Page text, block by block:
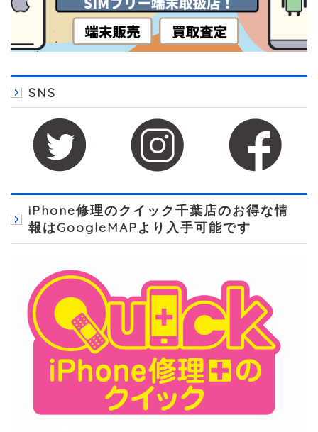
SNS
iPhone修理のクイック千葉店のお得な情
報はGoogleMAPより入手可能です